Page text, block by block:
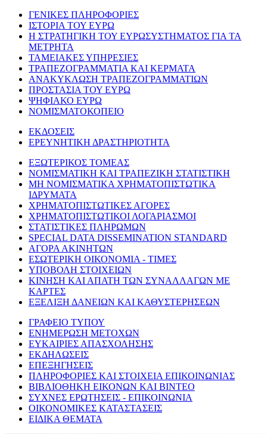
ΓΕΝΙΚΕΣ ΠΛΗΡΟΦΟΡΙΕΣ
ΙΣΤΟΡΙΑ ΤΟΥ ΕΥΡΩ
Η ΣΤΡΑΤΗΓΙΚΗ ΤΟΥ ΕΥΡΩΣΥΣΤΗΜΑΤΟΣ ΓΙΑ ΤΑ
ΜΕΤΡΗΤΑ
ΤΑΜΕΙΑΚΕΣ ΥΠΗΡΕΣΙΕΣ
ΤΡΑΠΕΖΟΓΡΑΜΜΑΤΙΑ ΚΑΙ ΚΕΡΜΑΤΑ
ΑΝΑΚΥΚΛΩΣΗ ΤΡΑΠΕΖΟΓΡΑΜΜΑΤΙΩΝ
ΠΡΟΣΤΑΣΙΑ ΤΟΥ ΕΥΡΩ
ΨΗΦΙΑΚΟ ΕΥΡΩ
ΝΟΜΙΣΜΑΤΟΚΟΠΕΙΟ
ΕΚΔΟΣΕΙΣ
ΕΡΕΥΝΗΤΙΚΗ ΔΡΑΣΤΗΡΙΟΤΗΤΑ
ΕΞΩΤΕΡΙΚΟΣ ΤΟΜΕΑΣ
ΝΟΜΙΣΜΑΤΙΚΗ ΚΑΙ ΤΡΑΠΕΖΙΚΗ ΣΤΑΤΙΣΤΙΚΗ
ΜΗ ΝΟΜΙΣΜΑΤΙΚΑ ΧΡΗΜΑΤΟΠΙΣΤΩΤΙΚΑ
ΙΔΡΥΜΑΤΑ
ΧΡΗΜΑΤΟΠΙΣΤΩΤΙΚΕΣ ΑΓΟΡΕΣ
ΧΡΗΜΑΤΟΠΙΣΤΩΤΙΚΟΙ ΛΟΓΑΡΙΑΣΜΟΙ
ΣΤΑΤΙΣΤΙΚΕΣ ΠΛΗΡΩΜΩΝ
SPECIAL DATA DISSEMINATION STANDARD
ΑΓΟΡΑ ΑΚΙΝΗΤΩΝ
ΕΣΩΤΕΡΙΚΗ ΟΙΚΟΝΟΜΙΑ - ΤΙΜΕΣ
ΥΠΟΒΟΛΗ ΣΤΟΙΧΕΙΩΝ
ΚΙΝΗΣΗ ΚΑΙ ΑΠΑΤΗ ΤΩΝ ΣΥΝΑΛΛΑΓΩΝ ΜΕ
ΚΑΡΤΕΣ
ΕΞΕΛΙΞΗ ΔΑΝΕΙΩΝ ΚΑΙ ΚΑΘΥΣΤΕΡΗΣΕΩΝ
ΓΡΑΦΕΙΟ ΤΥΠΟΥ
ΕΝΗΜΕΡΩΣΗ ΜΕΤΟΧΩΝ
ΕΥΚΑΙΡΙΕΣ ΑΠΑΣΧΟΛΗΣΗΣ
ΕΚΔΗΛΩΣΕΙΣ
ΕΠΕΞΗΓΗΣΕΙΣ
ΠΛΗΡΟΦΟΡΙΕΣ ΚΑΙ ΣΤΟΙΧΕΙΑ ΕΠΙΚΟΙΝΩΝΙΑΣ
ΒΙΒΛΙΟΘΗΚΗ ΕΙΚΟΝΩΝ ΚΑΙ ΒΙΝΤΕΟ
ΣΥΧΝΕΣ ΕΡΩΤΗΣΕΙΣ - ΕΠΙΚΟΙΝΩΝΙΑ
ΟΙΚΟΝΟΜΙΚΕΣ ΚΑΤΑΣΤΑΣΕΙΣ
ΕΙΔΙΚΑ ΘΕΜΑΤΑ